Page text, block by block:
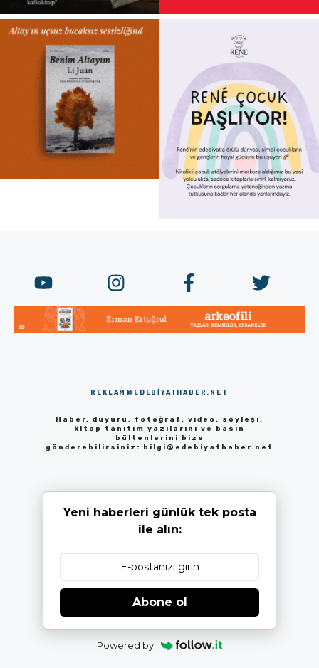
REKLAM@EDEBIYATHABER.NET
Haber, duyuru, fotoğraf, video, söyleşi,
kitap tanıtım yazılarını ve basın
bültenlerini bize
gönderebilirsiniz: bilgi@edebiyathaber.net
Yeni haberleri günlük tek posta
ile alın:
Abone ol
Powered by